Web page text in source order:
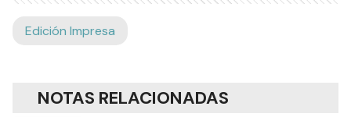
Edición Impresa
NOTAS RELACIONADAS